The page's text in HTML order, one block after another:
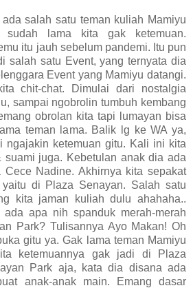
salah satu teman kuliah Mamiyu
sudah lama kita gak ketemuan.
itu jauh sebelum pandemi. Itu pun
salah satu Event, yang ternyata dia
Event yang Mamiyu datangi.
chit-chat. Dimulai dari nostalgia
sampai ngobrolin tumbuh kembang
obrolan kita tapi lumayan bisa
teman lama. Balik lg ke WA ya,
ngajakin ketemuan gitu. Kali ini kita
juga. Kebetulan anak dia ada
Cece Nadine. Akhirnya kita sepakat
yaitu di Plaza Senayan. Salah satu
kita jaman kuliah dulu ahahaha..
apa nih spanduk merah-merah
Park? Tulisannya Ayo Makan! Oh
gitu ya. Gak lama teman Mamiyu
ketemuannya gak jadi di Plaza
Park aja, kata dia disana ada
anak-anak main. Emang dasar